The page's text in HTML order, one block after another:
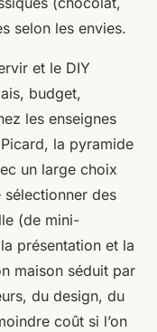
selon les envies.
et le DIY
budget,
les enseignes
la pyramide
un large choix
sélectionner des
(de mini-
présentation et la
maison séduit par
du design, du
coût si l’on